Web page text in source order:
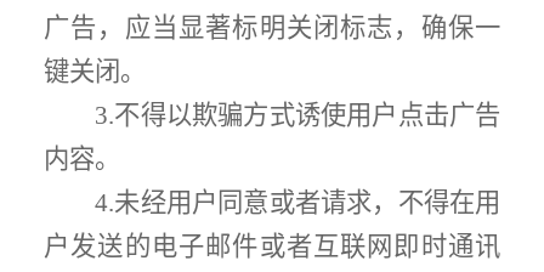
广告，应当显著标明关闭标志，确保一
键关闭。
3.不得以欺骗方式诱使用户点击广告
内容。
4.未经用户同意或者请求，不得在用
户发送的电子邮件或者互联网即时通讯